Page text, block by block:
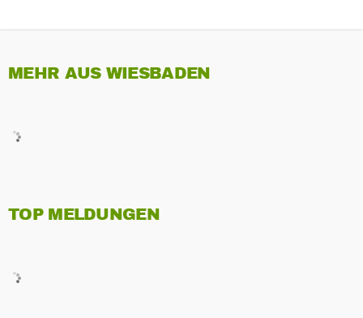
MEHR AUS WIESBADEN
TOP MELDUNGEN